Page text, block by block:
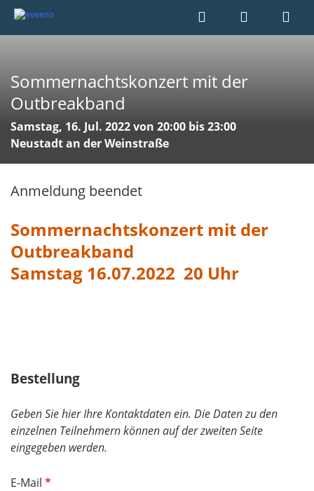
Sommernachtskonzert mit der
Outbreakband
Samstag, 16. Jul. 2022 von 20:00 bis 23:00
Neustadt an der Weinstraße
Anmeldung beendet
Sommernachtskonzert mit der
Outbreakband
Samstag 16.07.2022 20 Uhr
Bestellung
Geben Sie hier Ihre Kontaktdaten ein. Die Daten zu den
einzelnen Teilnehmern können auf der zweiten Seite
eingegeben werden.
E-Mail P